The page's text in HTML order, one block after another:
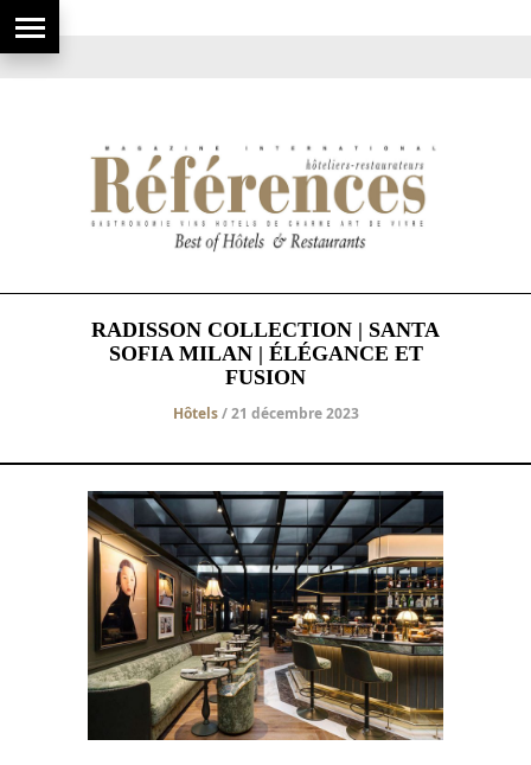
RADISSON COLLECTION | SANTA
SOFIA MILAN | ÉLÉGANCE ET
FUSION
Hôtels/ 21 décembre 2023